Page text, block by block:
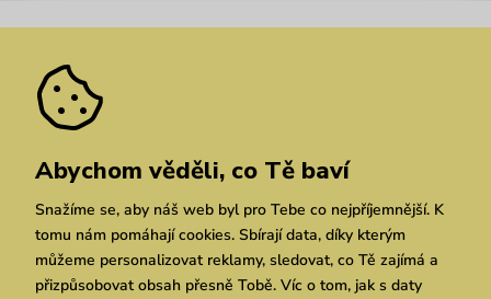
Pozáruční opravy
Velkoobchod
We Care
Dárkové poukazy
Vuchlook
Prodejny
Praha Brno Chrudim
Zásady ochrany osobních údajů
Abychom věděli, co Tě baví
Snažíme se, aby náš web byl pro Tebe co nejpříjemnější. K
tomu nám pomáhají cookies. Sbírají data, díky kterým
můžeme personalizovat reklamy, sledovat, co Tě zajímá a
přizpůsobovat obsah přesně Tobě. Víc o tom, jak s daty